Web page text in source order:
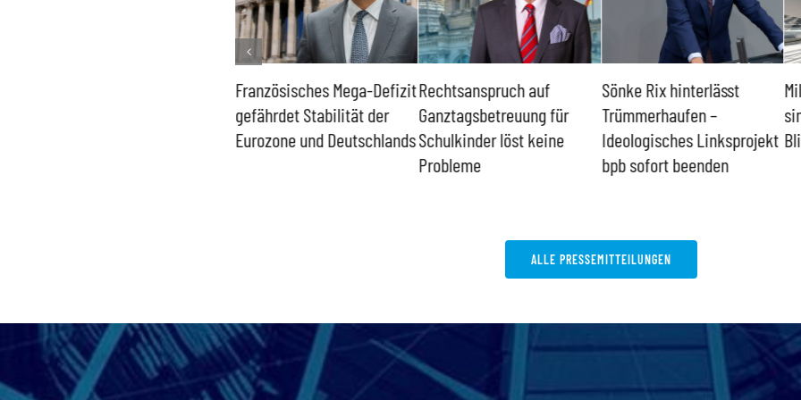
Französisches Mega-Defizit
gefährdet Stabilität der
Eurozone und Deutschlands
Rechtsanspruch auf
Ganztagsbetreuung für
Schulkinder löst keine
Probleme
Sönke Rix hinterlässt
Trümmerhaufen –
Ideologisches Linksprojekt
bpb sofort beenden
ALLE PRESSEMITTEILUNGEN